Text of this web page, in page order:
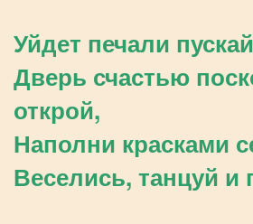
Уйдет печали
Дверь счастью
открой,
Наполни красками
Веселись, танцуй и